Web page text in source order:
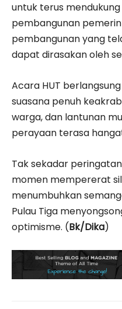
untuk terus
pembangunan
pembangunan yang
dapat dirasakan oleh
Acara HUT
suasana penuh
warga, dan lantunan
perayaan terasa
Tak sekadar
momen mempererat
menumbuhkan
Pulau Tiga
optimisme. (Bk/Dika)